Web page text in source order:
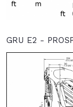
GRU E2 -